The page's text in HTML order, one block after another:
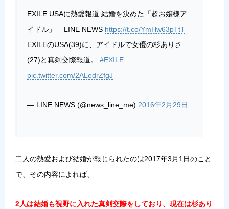
EXILE USAに熱愛報道 結婚を決めた「超お嬢様ア
イドル」 – LINE NEWS https://t.co/YmHw63pTtT
EXILEのUSA(39)に、アイドルで女優の杉ありさ
(27)と真剣交際報道。 #EXILE
pic.twitter.com/2ALedrZfgJ
— LINE NEWS (@news_line_me) 2016年2月29日
二人の熱愛および結婚が報じられたのは2017年3月1日のこと
で、その内容によれば、
2人は結婚も視野に入れた真剣交際をしており、現在は杉あり